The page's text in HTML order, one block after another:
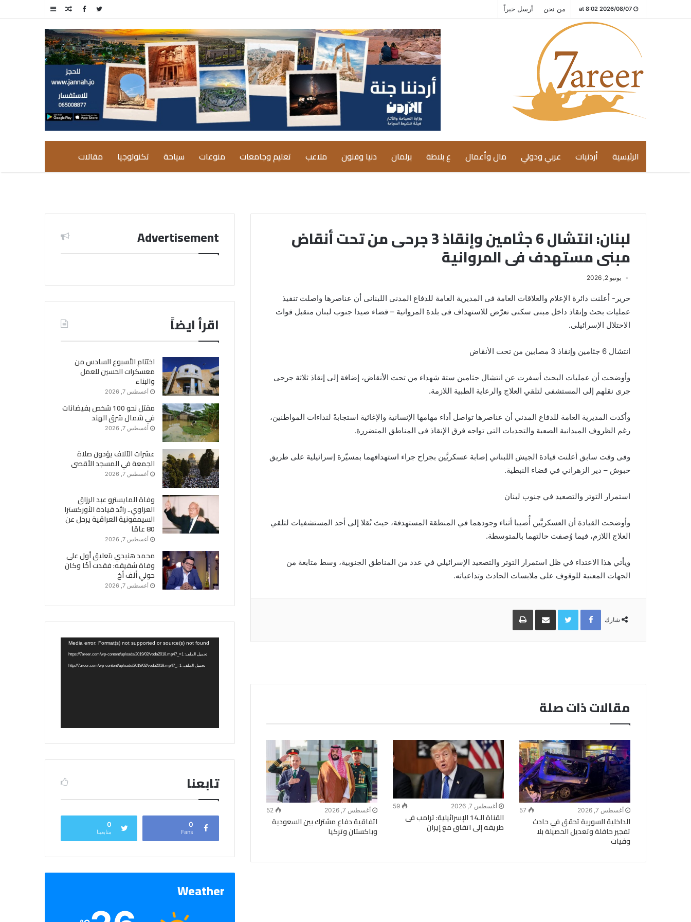
2026/08/07 at 8:02 من نحن أرسل خبراً إضافة
جانبي
مقال
الرئيسية أردنيات عربي ودولي مال وأعمال ع بلاطة برلمان دنيا وفنون ملاعب تعليم وجامعات منوعات سياحة تكنولوجيا مقالات
لبنان: انتشال 6 جثامين وإنقاذ 3 جرحى من تحت أنقاض
مبنى مستهدف فى المروانية
يونيو 2, 2026
حرير- أعلنت دائرة الإعلام والعلاقات العامة فى المديرية العامة للدفاع المدنى اللبنانى أن عناصرها واصلت تنفيذ
عمليات بحث وإنقاذ داخل مبنى سكنى تعرّض للاستهداف فى بلدة المروانية – قضاء صيدا جنوب لبنان منقبل قوات
الاحتلال الإسرائيلى.
انتشال 6 جثامين وإنقاذ 3 مصابين من تحت الأنقاض
وأوضحت أن عمليات البحث أسفرت عن انتشال جثامين ستة شهداء من تحت الأنقاض، إضافة إلى إنقاذ ثلاثة جرحى
جرى نقلهم إلى المستشفى لتلقي العلاج والرعاية الطبية اللازمة.
وأكدت المديرية العامة للدفاع المدني أن عناصرها تواصل أداء مهامها الإنسانية والإغاثية استجابةً لنداءات المواطنين،
رغم الظروف الميدانية الصعبة والتحديات التي تواجه فرق الإنقاذ في المناطق المتضررة.
وفى وقت سابق أعلنت قيادة الجيش اللبناني إصابة عسكريَّين بجراح جراء استهدافهما بمسيّرة إسرائيلية على طريق
حبوش – دير الزهراني في قضاء النبطية.
استمرار التوتر والتصعيد في جنوب لبنان
وأوضحت القيادة أن العسكريَّين أُصيبا أثناء وجودهما في المنطقة المستهدفة، حيث نُقلا إلى أحد المستشفيات لتلقي
العلاج اللازم، فيما وُصفت حالتهما بالمتوسطة.
ويأتي هذا الاعتداء في ظل استمرار التوتر والتصعيد الإسرائيلي في عدد من المناطق الجنوبية، وسط متابعة من
الجهات المعنية للوقوف على ملابسات الحادث وتداعياته.
شارك
Facebook
Twitterمشاركة
البريد
طباعة
مقالات ذات صلة
أغسطس 7, 2026 57
الداخلية السورية تحقق في حادث
تفجير حافلة وتعديل الحصيلة بلا
وفيات
أغسطس 7, 2026 59
القناة الـ14 الإسرائيلية: ترامب فى
طريقه إلى اتفاق مع إيران
أغسطس 7, 2026 52
اتفاقية دفاع مشترك بين السعودية
وباكستان وتركيا
Advertisement
اقرأ ايضاً
اختتام الأسبوع السادس من
معسكرات الحسين للعمل
والبناء
أغسطس 7, 2026
مقتل نحو 100 شخص بفيضانات
في شمال شرق الهند
أغسطس 7, 2026
عشرات الآلاف يؤدون صلاة
الجمعة في المسجد الأقصى
أغسطس 7, 2026
وفاة المايسترو عبد الرزاق
العزاوي.. رائد قيادة الأوركسترا
السيمفونية العراقية يرحل عن
80 عامًا
أغسطس 7, 2026
محمد هنيدي بتعليق أول على
وفاة شقيقه: فقدت أخًا وكان
حولي ألف أخ
أغسطس 7, 2026
مشغل
الفيديو
Media error: Format(s) not supported or source(s) not found
تحميل الملف: https://7areer.com/wp-content/uploads/2019/02/voda2018.mp4?_=1
تحميل الملف: http://7areer.com/wp-content/uploads/2019/02/voda2018.mp4?_=1
تابعنا
0
Fans
0
متابعينا
Weather